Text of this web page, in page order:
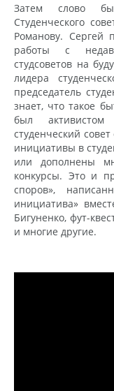
Затем слово
Студенческого
Романову. Сергей
работы с
студсоветов на
лидера
председатель
знает, что такое
был активистом
студенческий
инициативы в
или дополнены
конкурсы. Это и
споров»,
инициатива»
Бигуненко, фут-
и многие другие.